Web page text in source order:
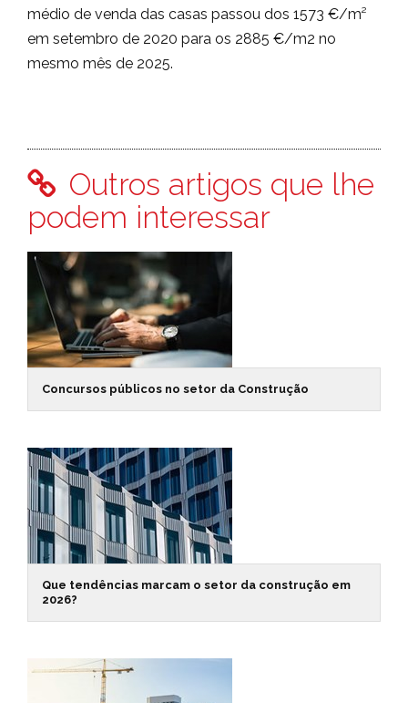
médio de venda das casas passou dos 1573 €/m²
em setembro de 2020 para os 2885 €/m2 no
mesmo mês de 2025.
Outros artigos que lhe
podem interessar
Concursos públicos no setor da Construção
Que tendências marcam o setor da construção em
2026?